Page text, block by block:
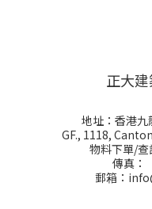
正大
地址：香港
GF., 1118,
物料下單/
傳真：
郵箱：